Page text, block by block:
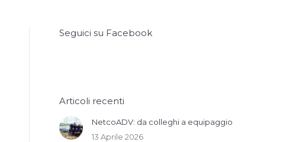
Seguici su Facebook
Articoli recenti
NetcoADV: da colleghi a equipaggio
13 Aprile 2026